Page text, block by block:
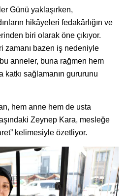
Günü yaklaşırken,
hikâyeleri fedakârlığın ve
biri olarak öne çıkıyor.
zamanı bazen iş nedeniyle
anneler, buna rağmen hem
sağlamanın gururunu
hem anne hem de usta
Zeynep Kara, mesleğe
kelimesiyle özetliyor.